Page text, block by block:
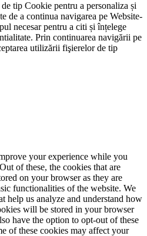
tip Cookie pentru a personaliza și
de a continua navigarea pe Website-
necesar pentru a citi și înțelege
Prin continuarea navigării pe
utilizării fişierelor de tip
your experience while you
of these, the cookies that are
on your browser as they are
functionalities of the website. We
help us analyze and understand how
will be stored in your browser
have the option to opt-out of these
of these cookies may affect your